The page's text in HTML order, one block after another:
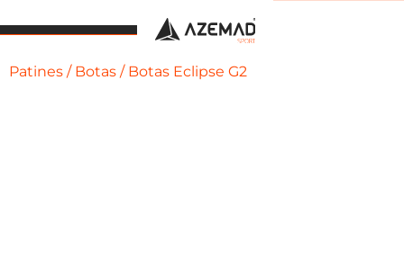
Patines / Botas / Botas Eclipse G2